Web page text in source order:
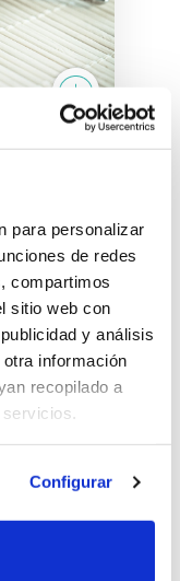
para personalizar
de redes
compartimos
sitio web con
y análisis
información
recopilado a
Configurar
DE
MUNDO